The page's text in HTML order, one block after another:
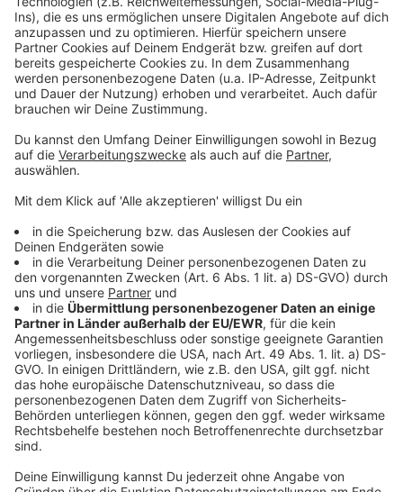
Dinge, die vielleicht unbequem sind, aber notwendig.
Es geht auch um das Wort „Nein“. Um Grenzen. Um
Klarheit. Und darum, dass eine Entscheidung nicht
immer bedeutet, dass man alles richtig macht –
sondern dass man überhaupt beginnt,
eine Illusion. Bewegung nicht.
Am Ende dieser Folge gibt es keine fertigen
Antworten. Dafür Fragen, die bleiben. Fragen, die
nachwirken. Fragen, die vielleicht genau dort
ansetzen, wo man selbst gerade zögert. Und
vielleicht ist genau das der erste Schritt.
Denn eines ist sicher:
Nicht jede Entscheidung führt sofort zum Erfolg.
Aber keine Entscheidung führt fast immer zum
Stillstand.
🎙For Life – Wahre Werte
Ein Podcast über Geld, Werte und die
Entscheidungen dazwischen.